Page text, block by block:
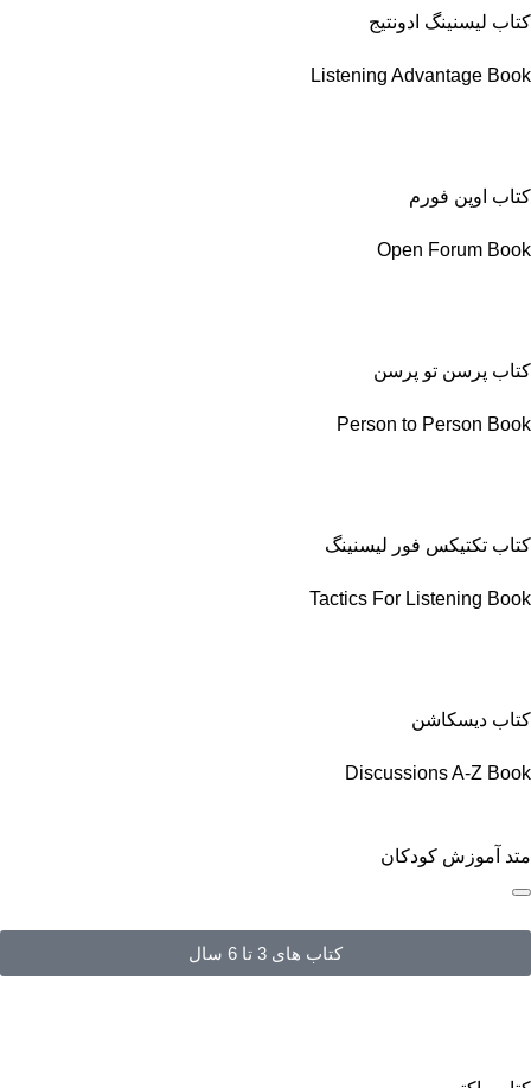
کتاب لیسنینگ ادونتیج
Listening Advantage Book
کتاب اوپن فورم
Open Forum Book
کتاب پرسن تو پرسن
Person to Person Book
کتاب تکتیکس فور لیسنینگ
Tactics For Listening Book
کتاب دیسکاشن
Discussions A-Z Book
متد آموزش کودکان
کتاب های 3 تا 6 سال